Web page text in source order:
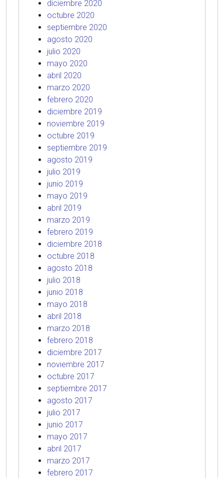
diciembre 2020
octubre 2020
septiembre 2020
agosto 2020
julio 2020
mayo 2020
abril 2020
marzo 2020
febrero 2020
diciembre 2019
noviembre 2019
octubre 2019
septiembre 2019
agosto 2019
julio 2019
junio 2019
mayo 2019
abril 2019
marzo 2019
febrero 2019
diciembre 2018
octubre 2018
agosto 2018
julio 2018
junio 2018
mayo 2018
abril 2018
marzo 2018
febrero 2018
diciembre 2017
noviembre 2017
octubre 2017
septiembre 2017
agosto 2017
julio 2017
junio 2017
mayo 2017
abril 2017
marzo 2017
febrero 2017